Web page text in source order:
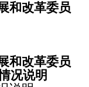
改革委员
改革委员
况说明